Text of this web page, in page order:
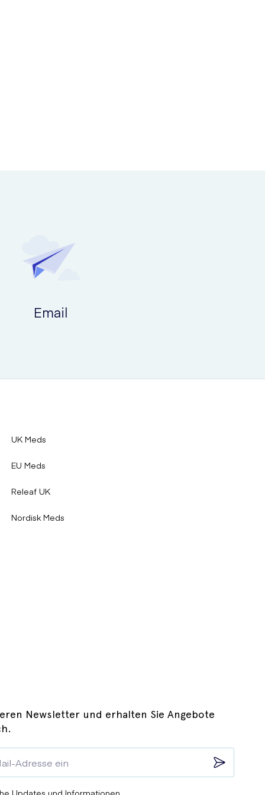
Email
UK Meds
EU Meds
Releaf UK
Nordisk Meds
Newsletter und erhalten Sie Angebote